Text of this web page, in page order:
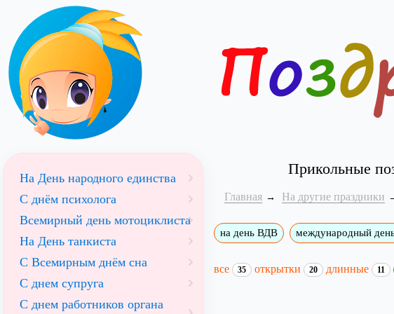
Прикольные
Главная На другие праздники
на день ВДВ международный
все 35 открытки 20 длинные 11
На День народного единства
С днём психолога
Всемирный день мотоциклиста
На День танкиста
С Всемирным днём сна
С днем супруга
С днем работников органа